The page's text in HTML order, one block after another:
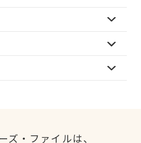
ズ・ファイルは、